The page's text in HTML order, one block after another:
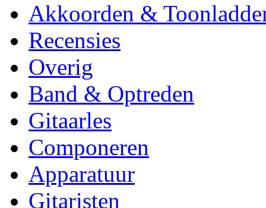
Akkoorden &
Recensies
Overig
Band & Optreden
Gitaarles
Componeren
Apparatuur
Gitaristen